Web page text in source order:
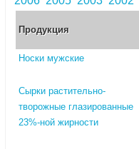
Продукция
Носки мужские
Сырки растительно-
творожные глазированные
23%-ной жирности